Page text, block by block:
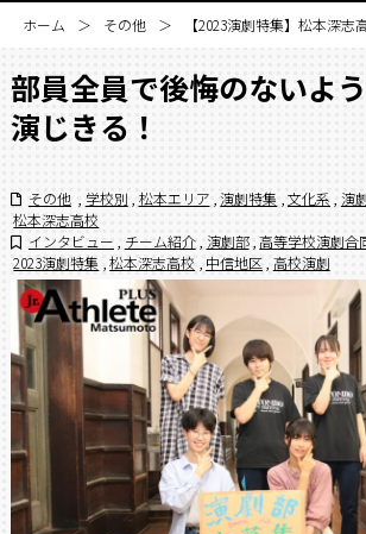
ホーム その他 【2023演劇特集】松本深
部員全員で後悔のないよ
演じきる！
その他
学校別 松本エリア 演劇特集 文化系 演
松本深志高校
インタビュー
チーム紹介 演劇部 高等学校演劇合
2023演劇特集 松本深志高校 中信地区 高校演劇